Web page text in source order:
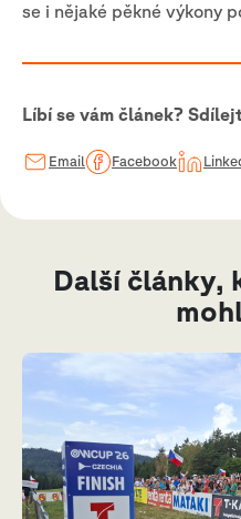
se i nějaké pěkné výkony
Líbí se vám článek?
Email Facebook
Další články,